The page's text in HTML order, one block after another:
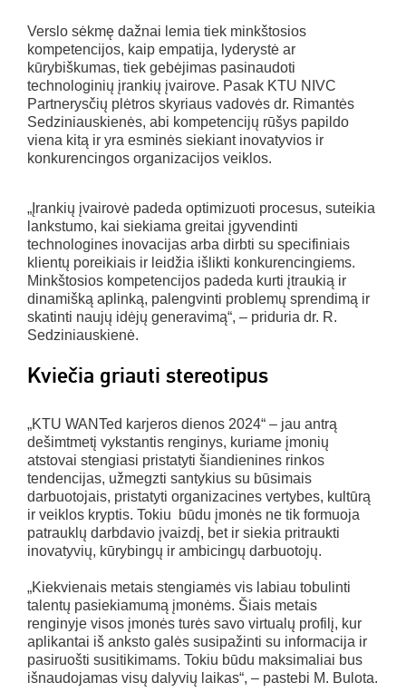
Verslo sėkmę dažnai lemia tiek minkštosios
kompetencijos, kaip empatija, lyderystė ar
kūrybiškumas, tiek gebėjimas pasinaudoti
technologinių įrankių įvairove. Pasak KTU NIVC
Partnerysčių plėtros skyriaus vadovės dr. Rimantės
Sedziniauskienės, abi kompetencijų rūšys papildo
viena kitą ir yra esminės siekiant inovatyvios ir
konkurencingos organizacijos veiklos.
„Įrankių įvairovė padeda optimizuoti procesus, suteikia
lankstumo, kai siekiama greitai įgyvendinti
technologines inovacijas arba dirbti su specifiniais
klientų poreikiais ir leidžia išlikti konkurencingiems.
Minkštosios kompetencijos padeda kurti įtraukią ir
dinamišką aplinką, palengvinti problemų sprendimą ir
skatinti naujų idėjų generavimą“, – priduria dr. R.
Sedziniauskienė.
Kviečia griauti stereotipus
„KTU WANTed karjeros dienos 2024“ – jau antrą
dešimtmetį vykstantis renginys, kuriame įmonių
atstovai stengiasi pristatyti šiandienines rinkos
tendencijas, užmegzti santykius su būsimais
darbuotojais, pristatyti organizacines vertybes, kultūrą
ir veiklos kryptis. Tokiu būdu įmonės ne tik formuoja
patrauklų darbdavio įvaizdį, bet ir siekia pritraukti
inovatyvių, kūrybingų ir ambicingų darbuotojų.
„Kiekvienais metais stengiamės vis labiau tobulinti
talentų pasiekiamumą įmonėms. Šiais metais
renginyje visos įmonės turės savo virtualų profilį, kur
aplikantai iš anksto galės susipažinti su informacija ir
pasiruošti susitikimams. Tokiu būdu maksimaliai bus
išnaudojamas visų dalyvių laikas“, – pastebi M. Bulota.